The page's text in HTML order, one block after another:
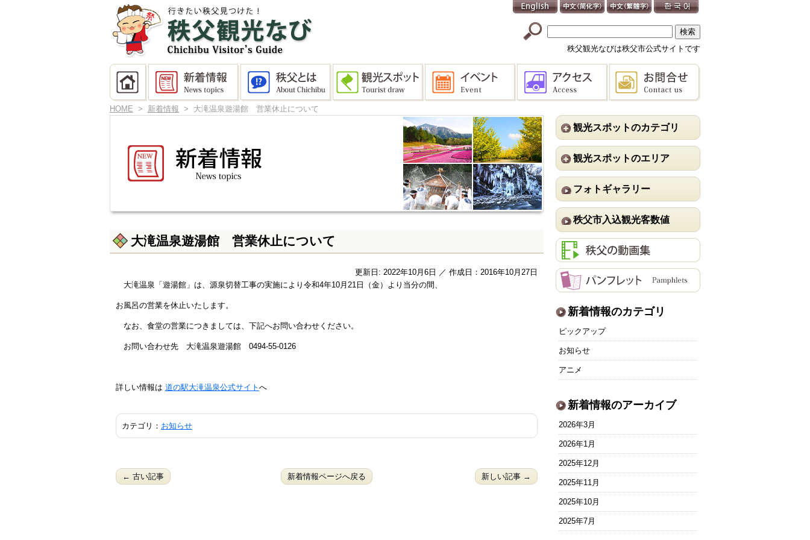
秩父観光なびは秩父市公式サイトです
HOME > 新着情報 > 大滝温泉遊湯館 営業休止について
大滝温泉遊湯館 営業休止について
更新日: 2022年10月6日 ／ 作成日：2016年10月27日
大滝温泉「遊湯館」は、源泉切替工事の実施により令和4年10月21日（金）より当分の間、
お風呂の営業を休止いたします。
なお、食堂の営業につきましては、下記へお問い合わせください。
お問い合わせ先 大滝温泉遊湯館 0494-55-0126
詳しい情報は 道の駅大滝温泉公式サイト へ
カテゴリ： お知らせ
← 古い記事 新着情報ページへ戻る 新しい記事 →
観光スポットのカテゴリ
観光スポットのエリア
フォトギャラリー
秩父市入込観光客数値
新着情報のカテゴリ
ピックアップ
お知らせ
アニメ
新着情報のアーカイブ
2026年3月
2026年1月
2025年12月
2025年11月
2025年10月
2025年7月